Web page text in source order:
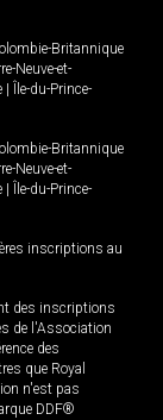
Britannique
Neuve-et-
Île-du-Prince-
Britannique
Neuve-et-
Île-du-Prince-
inscriptions au
des inscriptions
de l'Association
des
que Royal
n'est pas
DDF®